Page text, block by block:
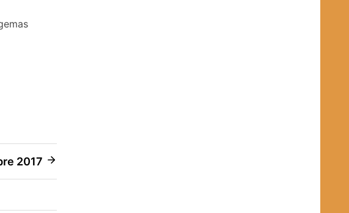
2017